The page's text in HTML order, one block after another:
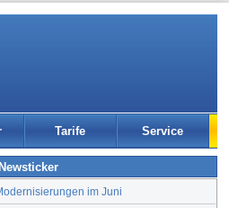
Tarife Service
Newsticker
im Juni